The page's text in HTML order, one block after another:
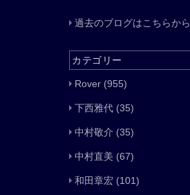
過去のブログはこちらから
カテゴリー
Rover (955)
下西雅代 (35)
中村敬介 (35)
中村直美 (67)
和田章宏 (101)